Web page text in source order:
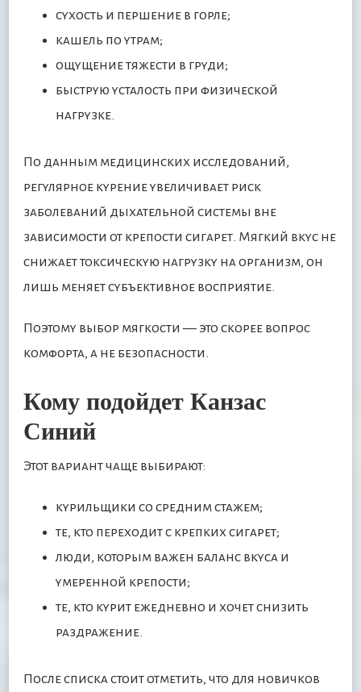
сухость и першение в горле;
кашель по утрам;
ощущение тяжести в груди;
быструю усталость при физической
нагрузке.
По данным медицинских исследований,
регулярное курение увеличивает риск
заболеваний дыхательной системы вне
зависимости от крепости сигарет. Мягкий вкус не
снижает токсическую нагрузку на организм, он
лишь меняет субъективное восприятие.
Поэтому выбор мягкости — это скорее вопрос
комфорта, а не безопасности.
Кому подойдет Канзас
Синий
Этот вариант чаще выбирают:
курильщики со средним стажем;
те, кто переходит с крепких сигарет;
люди, которым важен баланс вкуса и
умеренной крепости;
те, кто курит ежедневно и хочет снизить
раздражение.
После списка стоит отметить, что для новичков